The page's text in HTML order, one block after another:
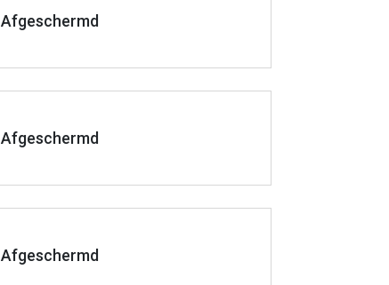
Afgeschermd
Afgeschermd
Afgeschermd